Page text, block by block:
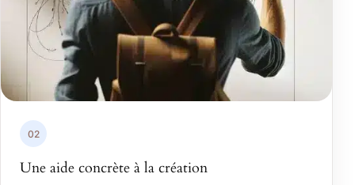
02
Une aide concrète à la création